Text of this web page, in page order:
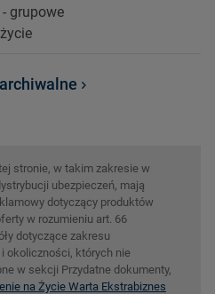
grupowe
stronie, w takim zakresie w
ubezpieczeń, mają
dotyczący produktów
w rozumieniu art. 66
dotyczące zakresu
okoliczności, których nie
w sekcji Przydatne dokumenty,
na Życie Warta Ekstrabiznes